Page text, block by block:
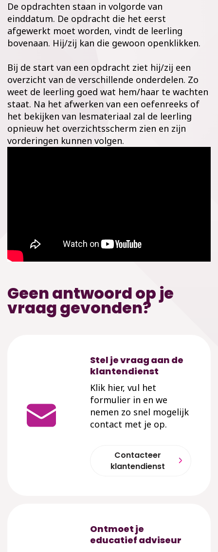
De opdrachten staan in volgorde van
einddatum. De opdracht die het eerst
afgewerkt moet worden, vindt de leerling
bovenaan. Hij/zij kan die gewoon openklikken.
Bij de start van een opdracht ziet hij/zij een
overzicht van de verschillende onderdelen. Zo
weet de leerling goed wat hem/haar te wachten
staat. Na het afwerken van een oefenreeks of
het bekijken van lesmateriaal zal de leerling
opnieuw het overzichtsscherm zien en zijn
vorderingen kunnen volgen.
Geen antwoord op je
vraag gevonden?
Stel je vraag aan de
klantendienst
Klik hier, vul het
formulier in en we
nemen zo snel mogelijk
contact met je op.
Contacteer
klantendienst
Ontmoet je
educatief adviseur